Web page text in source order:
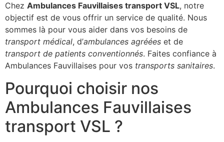
Chez Ambulances Fauvillaises transport VSL, notre
objectif est de vous offrir un service de qualité. Nous
sommes là pour vous aider dans vos besoins de
transport médical, d’ambulances agréées et de
transport de patients conventionnés. Faites confiance à
Ambulances Fauvillaises pour vos transports sanitaires.
Pourquoi choisir nos
Ambulances Fauvillaises
transport VSL ?